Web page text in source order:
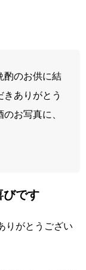
酌のお供に結
ありがとう
お写真に、
びです
りがとうござい